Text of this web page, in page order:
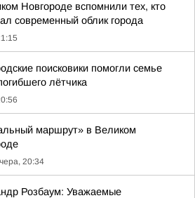
Новгороде вспомнили тех, кто
современный облик города
поисковики помогли семье
лётчика
маршрут» в Великом
20:34
Розбаум: Уважаемые